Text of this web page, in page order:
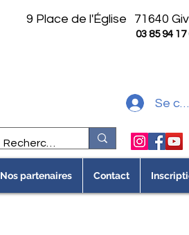
9 Place de l'Église 71640
03 85 94 17
Se
Nos partenaires Contact